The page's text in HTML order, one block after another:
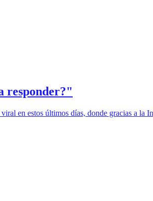
responder?"
en estos últimos días, donde gracias a la